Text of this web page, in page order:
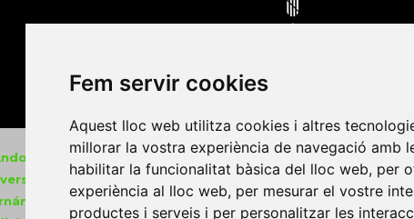
Fem servir cookies
Aquest lloc web utilitza cookies i altres
millorar la vostra experiència de navegació amb
habilitar la funcionalitat bàsica del lloc web, per
experiència al lloc web, per mesurar el vostre
productes i serveis i per personalitzar les
Universitat Autònoma de Barcelona•Universitat
de les Illes Balears•Universitat Internacional de
d'Elx• Universitat Oberta de Catalunya•